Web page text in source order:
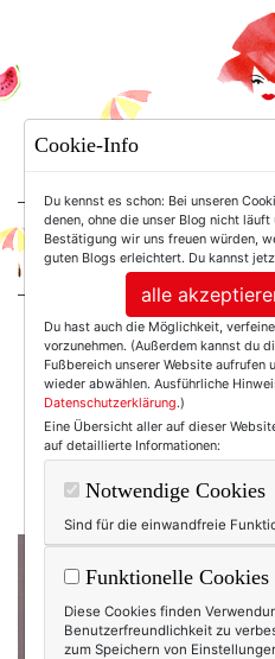
For
Tag:
Cookie-Info
Du kennst es schon: Bei unseren
denen, ohne die unser Blog nicht
Bestätigung wir uns freuen würden,
guten Blogs erleichtert. Du kannst
alle
Du hast auch die Möglichkeit,
vorzunehmen. (Außerdem kannst du
Fußbereich unserer Website aufrufen
wieder abwählen. Ausführliche
Datenschutzerklärung.)
Eine Übersicht aller auf dieser
auf detaillierte Informationen:
Notwendige Cookies
Sind für die einwandfreie
Funktionelle Cookies
Diese Cookies finden
Benutzerfreundlichkeit zu
zum Speichern von